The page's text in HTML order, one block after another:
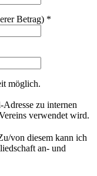
Betrag) *
möglich.
zu internen
verwendet wird.
von diesem kann ich
an- und